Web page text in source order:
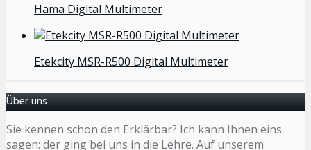
Hama Digital Multimeter
Etekcity MSR-R500 Digital Multimeter
Über uns
Sie kennen schon den Erklärbar? Ich kann Ihnen eins
sagen: der ging bei uns in die Lehre. Auf unserem